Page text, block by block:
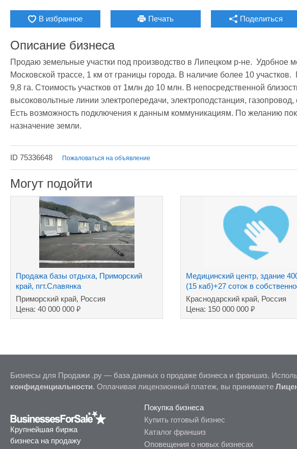
В избранное Печать Поделиться
Описание бизнеса
Продаю земельные участки под производство в Липецком р-не.  Удобное
Московской трассе, 1 км от границы города. В наличие более 10 участков.
9,8 га. Стоимость участков от 1млн до 10 млн. В непосредственной
высоковольтные линии электропередачи, электроподстанция,
Есть возможность подключения к данным коммуникациям. По желанию
назначение земли.
ID 75336648 Пожаловаться на объявление
Могут подойти
Продажа базы отдыха, Приморский
край, пгт.Славянка
Приморский край, Россия
Цена: 40 000 000 ₽
Медицинский центр, здание
(15 каб)+27 соток в
Краснодарский край, Россия
Цена: 150 000 000₽
Бизнесы для Продажи .ру — база данных о продаже бизнеса и франшиз.
конфиденциальности. Оплачивая лицензионный платеж, вы принимаете
Крупнейшая биржа
бизнеса на продажу
Покупка бизнеса
Купить готовый бизнес
Каталог франшиз
Оповещения о новых бизнесах